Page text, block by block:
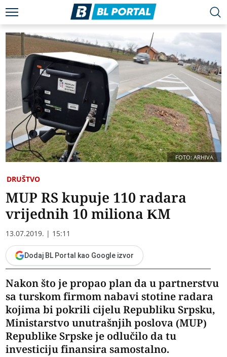
FOTO: ARHIVA
DRUŠTVO
MUP RS kupuje 110 radara
vrijednih 10 miliona KM
13.07.2019. | 15:11
Dodaj BL Portal kao Google izvor
Nakon što je propao plan da u partnerstvu
sa turskom firmom nabavi stotine radara
kojima bi pokrili cijelu Republiku Srpsku,
Ministarstvo unutrašnjih poslova (MUP)
Republike Srpske je odlučilo da tu
investiciju finansira samostalno.